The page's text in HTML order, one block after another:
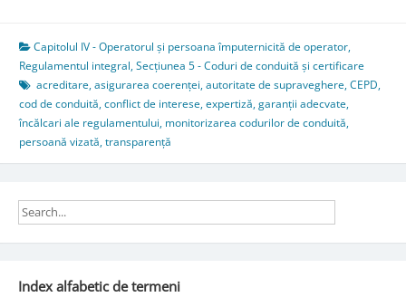
Capitolul IV - Operatorul și persoana împuternicită de operator,
Regulamentul integral,Secțiunea 5 - Coduri de conduită și certificare
acreditare,asigurarea coerenței,autoritate de supraveghere,CEPD,
cod de conduită,conflict de interese,expertiză,garanții adecvate,
încălcari ale regulamentului, monitorizarea codurilor de conduită,
persoană vizată,transparență
Index alfabetic de termeni